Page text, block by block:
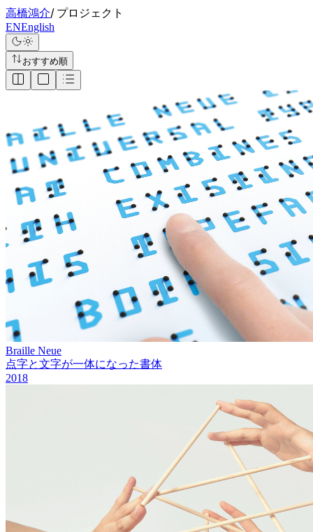
高橋鴻介/ プロジェクト
ENEnglish
おすすめ順
Braille Neue
点字と文字が一体になった書体
2018